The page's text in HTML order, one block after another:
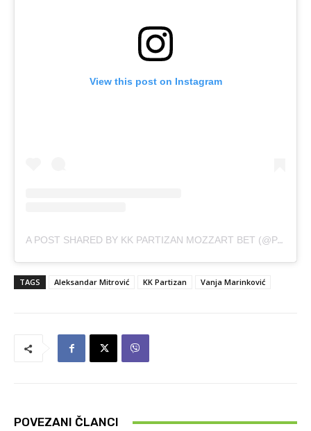
View this post on Instagram
A POST SHARED BY KK PARTIZAN MOZZART BET (@PARTIZANBC)
TAGS Aleksandar Mitrović KK Partizan Vanja Marinković
POVEZANI ČLANCI